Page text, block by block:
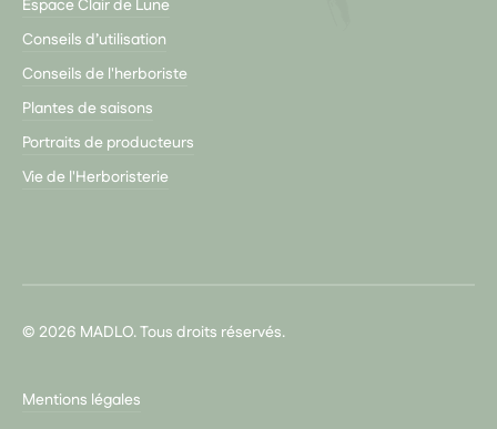
Espace Clair de Lune
Conseils d’utilisation
Conseils de l'herboriste
Plantes de saisons
Portraits de producteurs
Vie de l'Herboristerie
© 2026 MADLO. Tous droits réservés.
Mentions légales